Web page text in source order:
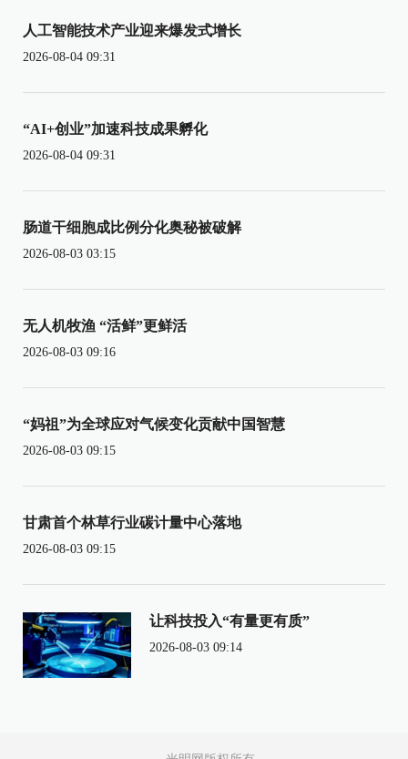
人工智能技术产业迎来爆发式增长
2026-08-04 09:31
“AI+创业”加速科技成果孵化
2026-08-04 09:31
肠道干细胞成比例分化奥秘被破解
2026-08-03 03:15
无人机牧渔 “活鲜”更鲜活
2026-08-03 09:16
“妈祖”为全球应对气候变化贡献中国智慧
2026-08-03 09:15
甘肃首个林草行业碳计量中心落地
2026-08-03 09:15
让科技投入“有量更有质”
2026-08-03 09:14